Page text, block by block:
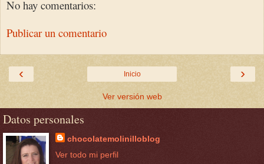
No hay comentarios:
Publicar un comentario
‹ ›
Inicio
Ver versión web
Datos personales
chocolatemolinilloblog
Ver todo mi perfil